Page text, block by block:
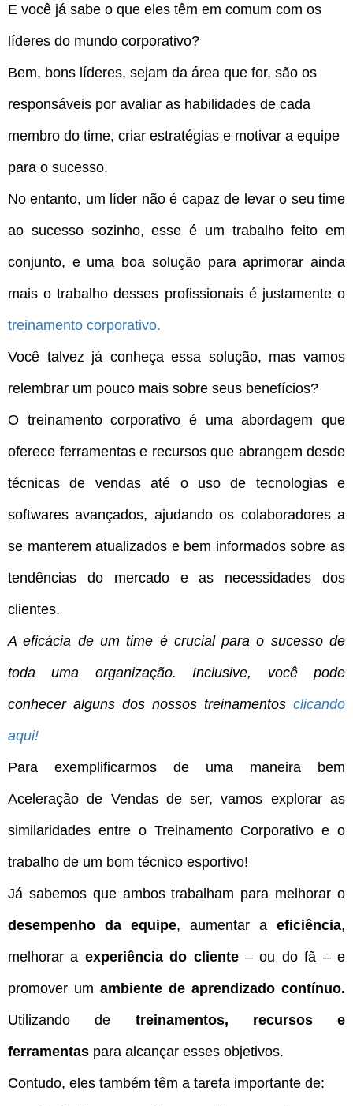
E você já sabe o que eles têm em comum com os
líderes do mundo corporativo?
Bem, bons líderes, sejam da área que for, são os
responsáveis por avaliar as habilidades de cada
membro do time, criar estratégias e motivar a equipe
para o sucesso.
No entanto, um líder não é capaz de levar o seu time
ao sucesso sozinho, esse é um trabalho feito em
conjunto, e uma boa solução para aprimorar ainda
mais o trabalho desses profissionais é justamente o
treinamento corporativo.
Você talvez já conheça essa solução, mas vamos
relembrar um pouco mais sobre seus benefícios?
O treinamento corporativo é uma abordagem que
oferece ferramentas e recursos que abrangem desde
técnicas de vendas até o uso de tecnologias e
softwares avançados, ajudando os colaboradores a
se manterem atualizados e bem informados sobre as
tendências do mercado e as necessidades dos
clientes.
A eficácia de um time é crucial para o sucesso de
toda uma organização. Inclusive, você pode
conhecer alguns dos nossos treinamentos clicando
aqui!
Para exemplificarmos de uma maneira bem
Aceleração de Vendas de ser, vamos explorar as
similaridades entre o Treinamento Corporativo e o
trabalho de um bom técnico esportivo!
Já sabemos que ambos trabalham para melhorar o
desempenho da equipe, aumentar a eficiência,
melhorar a experiência do cliente– ou do fã – e
promover um ambiente de aprendizado contínuo.
Utilizando de treinamentos, recursos e
ferramentas para alcançar esses objetivos.
Contudo, eles também têm a tarefa importante de: